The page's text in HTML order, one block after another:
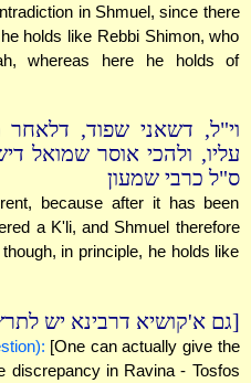
in Shmuel, since there
holds like Rebbi Shimon, who
whereas here he holds of
וי"ל, דשאני שפוד, דלאחר
עליו, ולהכי אוסר שמואל
ס"ל כרבי שמעון
because after it has been
a K'li, and Shmuel therefore
in principle, he holds like
[גם א'קושיא דרבינא יש
[One can actually give the
discrepancy in Ravina - Tosfos